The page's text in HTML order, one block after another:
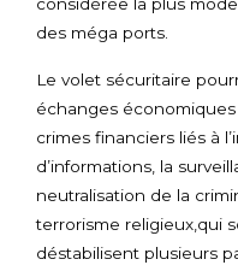
des méga ports.
Le volet sécuritaire
échanges
crimes financiers liés à
d’informations, la
neutralisation de la
terrorisme religieux,qui
déstabilisent plusieurs